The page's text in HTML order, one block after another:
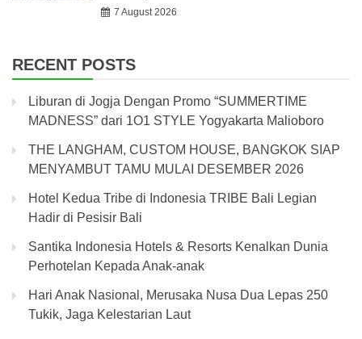
7 August 2026
RECENT POSTS
Liburan di Jogja Dengan Promo “SUMMERTIME
MADNESS” dari 1O1 STYLE Yogyakarta Malioboro
THE LANGHAM, CUSTOM HOUSE, BANGKOK SIAP
MENYAMBUT TAMU MULAI DESEMBER 2026
Hotel Kedua Tribe di Indonesia TRIBE Bali Legian
Hadir di Pesisir Bali
Santika Indonesia Hotels & Resorts Kenalkan Dunia
Perhotelan Kepada Anak-anak
Hari Anak Nasional, Merusaka Nusa Dua Lepas 250
Tukik, Jaga Kelestarian Laut